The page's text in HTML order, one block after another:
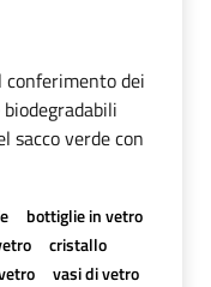
conferimento dei
sacco verde con
bottiglie in vetro
cristallo
vasi di vetro